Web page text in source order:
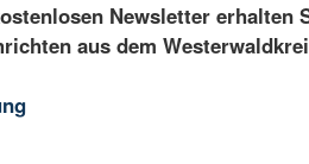
Newsletter erhalten
aus dem